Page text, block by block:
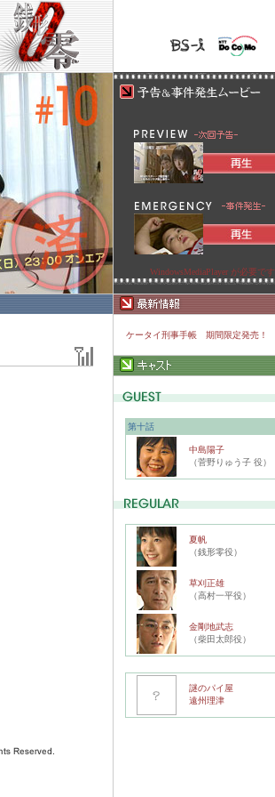
WindowsMediaPlayer が必要です
ケータイ刑事手帳 期間限定発売！
第十話
中島陽子
（菅野りゅう子 役）
夏帆
（銭形零役）
草刈正雄
（高村一平役）
金剛地武志
（柴田太郎役）
謎のパイ屋
遠州理津